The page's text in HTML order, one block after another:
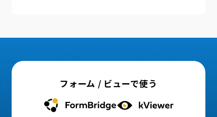
フォーム / ビューで使う